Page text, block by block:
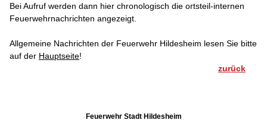
Bei Aufruf werden dann hier chronologisch die ortsteil-internen
Feuerwehrnachrichten angezeigt.
Allgemeine Nachrichten der Feuerwehr Hildesheim lesen Sie bitte
auf der Hauptseite!
zurück
Feuerwehr Stadt Hildesheim